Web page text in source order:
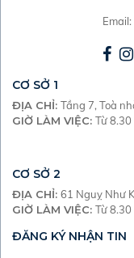
Email:
CƠ SỞ 1
ĐỊA CHỈ: Tầng 7, Toà
GIỜ LÀM VIỆC: Từ
CƠ SỞ 2
ĐỊA CHỈ: 61 Nguỵ Như
GIỜ LÀM VIỆC: Từ
ĐĂNG KÝ NHẬN TIN